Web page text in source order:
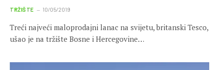
TRŽIŠTE 10/05/2019
Treći najveći maloprodajni lanac na svijetu, britanski Tesco,
ušao je na tržište Bosne i Hercegovine…